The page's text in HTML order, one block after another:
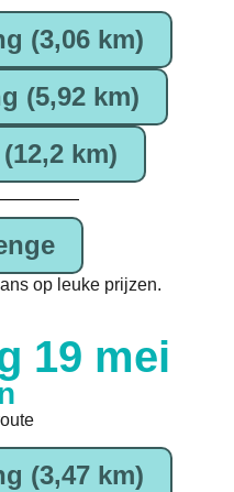
(3,06 km)
(5,92 km)
km)
op leuke prijzen.
19 mei
(3,47 km)